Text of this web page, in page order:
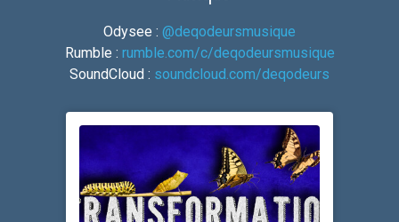
Odysee : @deqodeursmusique
Rumble : rumble.com/c/deqodeursmusique
SoundCloud : soundcloud.com/deqodeurs